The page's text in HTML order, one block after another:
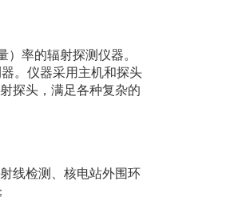
率的辐射探测仪器。
。仪器采用主机和探头
探头，满足各种复杂的
线检测、核电站外围环